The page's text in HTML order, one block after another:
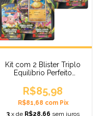
Kit com 2 Blister Triplo
Equilíbrio Perfeito
Megaevolução
R$85,98
R$81,68 com Pix
3 x de R$28,66 sem juros